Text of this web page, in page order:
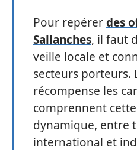
Pour repérerdes
Sallanches, il faut
veille locale et
secteurs porteurs.
récompense les
comprennent
dynamique, entre
international et